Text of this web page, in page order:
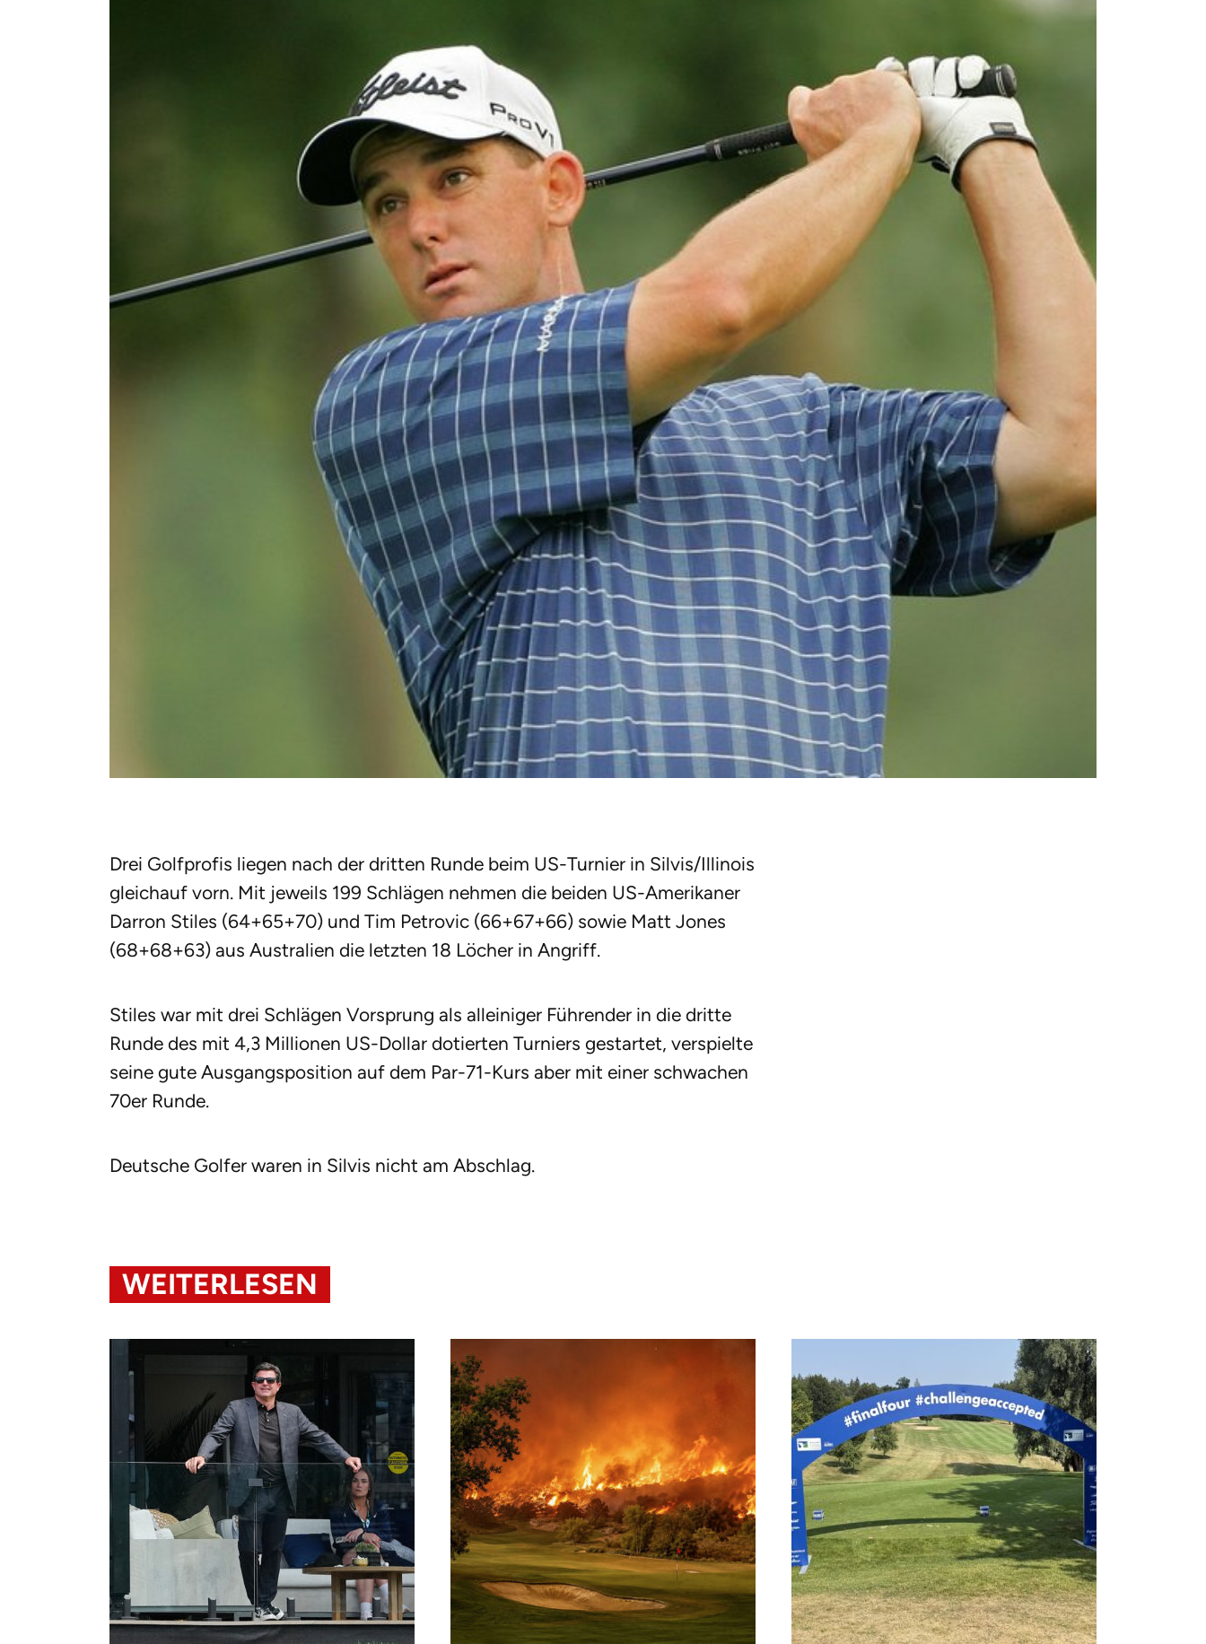
Drei Golfprofis liegen nach der dritten Runde beim US-Turnier in Silvis/Illinois
gleichauf vorn. Mit jeweils 199 Schlägen nehmen die beiden US-Amerikaner
Darron Stiles (64+65+70) und Tim Petrovic (66+67+66) sowie Matt Jones
(68+68+63) aus Australien die letzten 18 Löcher in Angriff.
Stiles war mit drei Schlägen Vorsprung als alleiniger Führender in die dritte
Runde des mit 4,3 Millionen US-Dollar dotierten Turniers gestartet, verspielte
seine gute Ausgangsposition auf dem Par-71-Kurs aber mit einer schwachen
70er Runde.
Deutsche Golfer waren in Silvis nicht am Abschlag.
WEITERLESEN